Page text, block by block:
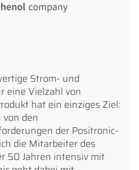
Strom- und
eine Vielzahl von
hat ein einziges Ziel:
den
der Positronic-
die Mitarbeiter des
50 Jahren intensiv mit